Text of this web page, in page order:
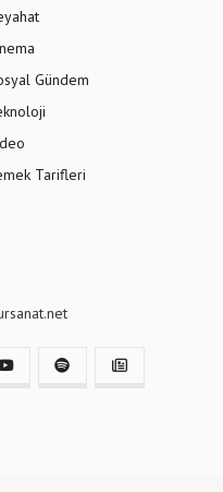
Gündem
Tarifleri